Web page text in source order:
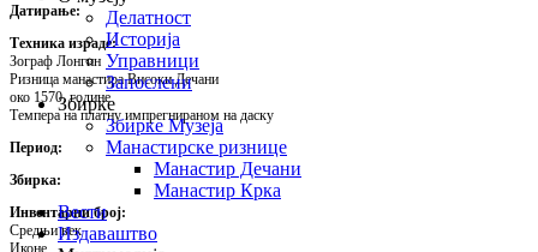
Делатност
Историја
Управници
Запослени
Збирке
Збирке Музеја
Манастирске ризнице
Манастир Дечани
Манастир Крка
Вести
Издаваштво
Датирање:
Техника израде:
Зограф Лонгин
Ризница манастира Високи Дечани
око 1570. године
Темпера на платну импрегнираном на даску
Период:
Збирка:
Инвентарни број:
Средњи век
Иконе